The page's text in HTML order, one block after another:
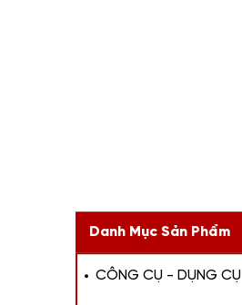
Danh Mục Sản Phẩm
CÔNG CỤ - DỤNG CỤ